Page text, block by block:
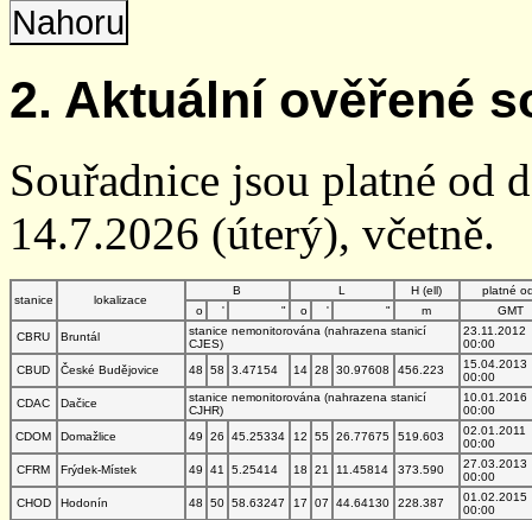
Nahoru
2. Aktuální ověřené
Souřadnice jsou platné od
14.7.2026 (úterý), včetně.
stanice lokalizace
B L H (ell)
platné
o
' " o ' " m
GMT
CBRU
Bruntál
stanice nemonitorována (nahrazena stanicí
CJES)
23.11.2012
00:00
CBUD
České Budějovice 48 58 3.47154 14 28 30.97608 456.223
15.04.2013
00:00
CDAC
Dačice
stanice nemonitorována (nahrazena stanicí
CJHR)
10.01.2016
00:00
CDOM
Domažlice 49 26 45.25334 12 55 26.77675 519.603
02.01.2011
00:00
CFRM
Frýdek-Místek 49 41 5.25414 18 21 11.45814 373.590
27.03.2013
00:00
CHOD
Hodonín 48 50 58.63247 17 07 44.64130 228.387
01.02.2015
00:00